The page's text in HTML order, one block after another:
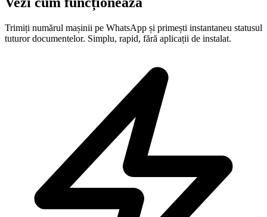
Trimiți numărul mașinii pe WhatsApp și primești instantaneu statusul
tuturor documentelor. Simplu, rapid, fără aplicații de instalat.